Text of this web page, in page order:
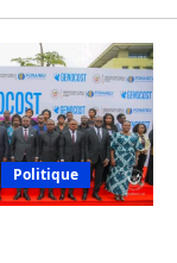
Politique